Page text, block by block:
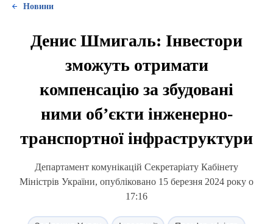
Новини
Денис Шмигаль: Інвестори
зможуть отримати
компенсацію за збудовані
ними об’єкти інженерно-
транспортної інфраструктури
Департамент комунікацій Секретаріату Кабінету
Міністрів України, опубліковано 15 березня 2024 року о
17:16